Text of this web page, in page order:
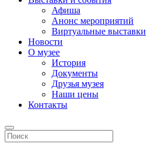
Афиша
Анонс мероприятий
Виртуальные выставки
Новости
О музее
История
Документы
Друзья музея
Наши цены
Контакты